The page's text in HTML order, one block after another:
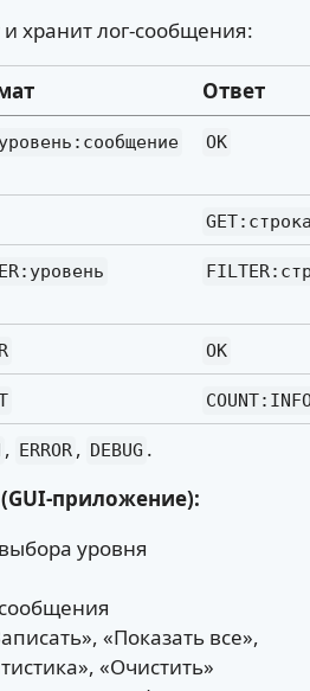
хранит лог-сообщения:
Ответ
OK
OK
, ERROR , DEBUG .
приложение):
уровня
«Показать все»,
«Очистить»